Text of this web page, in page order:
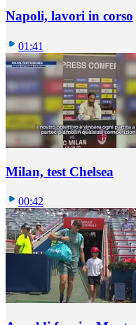
Napoli, lavori in corso
01:41
Milan, test Chelsea
00:42